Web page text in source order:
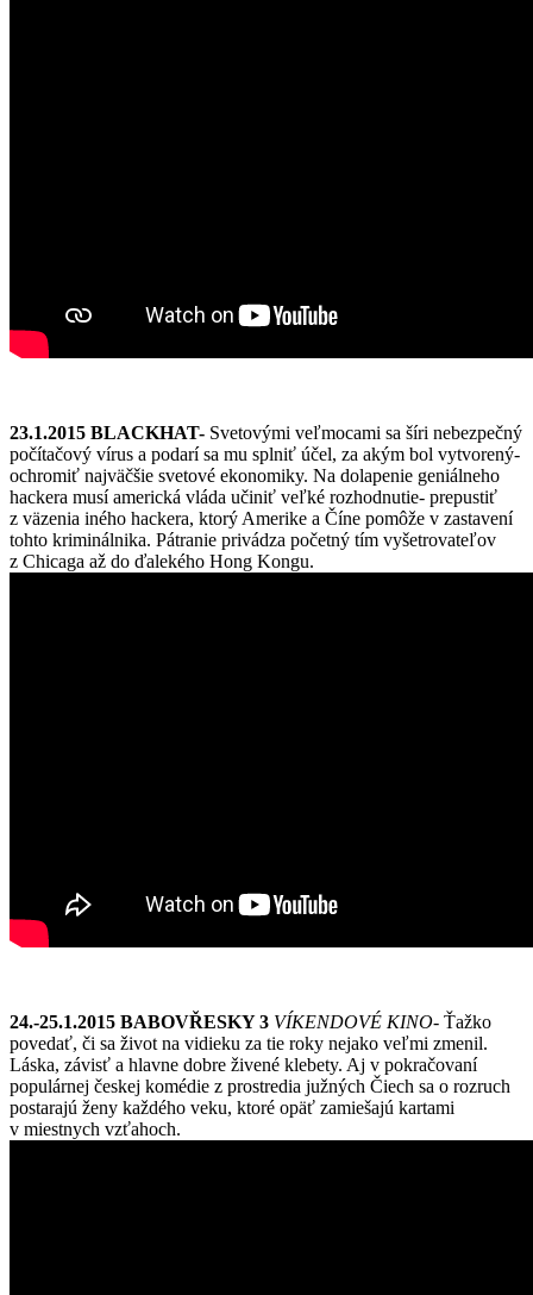
23.1.2015 BLACKHAT- Svetovými veľmocami sa šíri nebezpečný
počítačový vírus a podarí sa mu splniť účel, za akým bol vytvorený-
ochromiť najväčšie svetové ekonomiky. Na dolapenie geniálneho
hackera musí americká vláda učiniť veľké rozhodnutie- prepustiť
z väzenia iného hackera, ktorý Amerike a Číne pomôže v zastavení
tohto kriminálnika. Pátranie privádza početný tím vyšetrovateľov
z Chicaga až do ďalekého Hong Kongu.
24.-25.1.2015 BABOVŘESKY 3 VÍKENDOVÉ KINO- Ťažko
povedať, či sa život na vidieku za tie roky nejako veľmi zmenil.
Láska, závisť a hlavne dobre živené klebety. Aj v pokračovaní
populárnej českej komédie z prostredia južných Čiech sa o rozruch
postarajú ženy každého veku, ktoré opäť zamiešajú kartami
v miestnych vzťahoch.